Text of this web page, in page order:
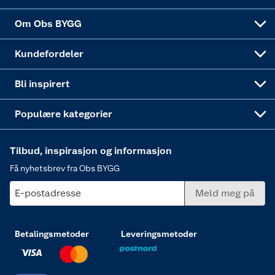
Om Obs BYGG
Kundefordeler
Bli inspirert
Populære kategorier
Tilbud, inspirasjon og informasjon
Få nyhetsbrev fra Obs BYGG
E-postadresse Meld meg på
Betalingsmetoder Leveringsmetoder